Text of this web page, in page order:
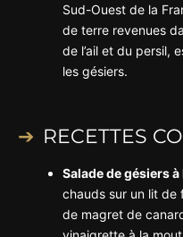
Sud-Ouest de la
de terre revenues
de l’ail et du persil,
les gésiers.
RECETTES
Salade de gésiers à
chauds sur un lit de
de magret de